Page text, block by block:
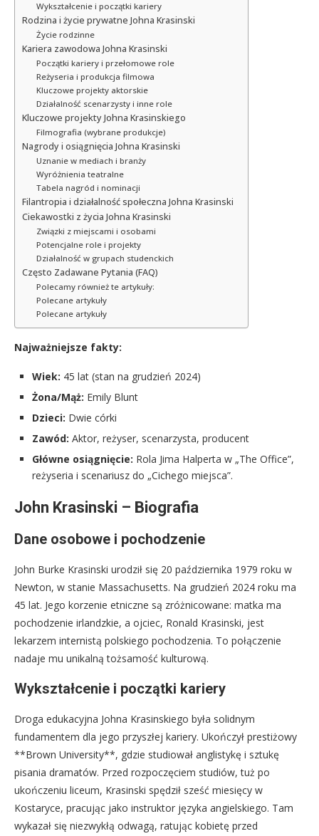
Wykształcenie i początki kariery
Rodzina i życie prywatne Johna Krasinski
Życie rodzinne
Kariera zawodowa Johna Krasinski
Początki kariery i przełomowe role
Reżyseria i produkcja filmowa
Kluczowe projekty aktorskie
Działalność scenarzysty i inne role
Kluczowe projekty Johna Krasinskiego
Filmografia (wybrane produkcje)
Nagrody i osiągnięcia Johna Krasinski
Uznanie w mediach i branży
Wyróżnienia teatralne
Tabela nagród i nominacji
Filantropia i działalność społeczna Johna Krasinski
Ciekawostki z życia Johna Krasinski
Związki z miejscami i osobami
Potencjalne role i projekty
Działalność w grupach studenckich
Często Zadawane Pytania (FAQ)
Polecamy również te artykuły:
Polecane artykuły
Polecane artykuły
Najważniejsze fakty:
Wiek: 45 lat (stan na grudzień 2024)
Żona/Mąż: Emily Blunt
Dzieci: Dwie córki
Zawód: Aktor, reżyser, scenarzysta, producent
Główne osiągnięcie: Rola Jima Halperta w „The Office”,
reżyseria i scenariusz do „Cichego miejsca”.
John Krasinski – Biografia
Dane osobowe i pochodzenie
John Burke Krasinski urodził się 20 października 1979 roku w
Newton, w stanie Massachusetts. Na grudzień 2024 roku ma
45 lat. Jego korzenie etniczne są zróżnicowane: matka ma
pochodzenie irlandzkie, a ojciec, Ronald Krasinski, jest
lekarzem internistą polskiego pochodzenia. To połączenie
nadaje mu unikalną tożsamość kulturową.
Wykształcenie i początki kariery
Droga edukacyjna Johna Krasinskiego była solidnym
fundamentem dla jego przyszłej kariery. Ukończył prestiżowy
**Brown University**, gdzie studiował anglistykę i sztukę
pisania dramatów. Przed rozpoczęciem studiów, tuż po
ukończeniu liceum, Krasinski spędził sześć miesięcy w
Kostaryce, pracując jako instruktor języka angielskiego. Tam
wykazał się niezwykłą odwagą, ratując kobietę przed